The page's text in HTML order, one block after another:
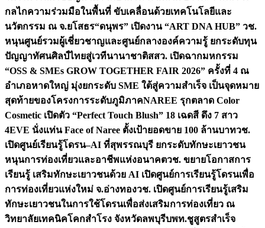
กลไกความร่วมมือในพื้นที่ ขับเคลื่อนด้วยเทคโนโลยีและ
นวัตกรรม ณ จ.ยโสธร“ดนุพร” เปิดงาน “ART DNA HUB” วช.
หนุนศูนย์รวมผู้เชี่ยวชาญและศูนย์กลางองค์ความรู้ ยกระดับทุน
ปัญญาทัศนศิลป์ไทยสู่เวทีนานาชาติสสว. เปิดฉากมหกรรม
“OSS & SMEs GROW TOGETHER FAIR 2026” ครั้งที่ 4 ณ
อำเภอหาดใหญ่ มุ่งยกระดับ SME ใต้สู่ความสำเร็จ เป็นจุดหมาย
สุดท้ายของโครงการระดับภูมิภาคNAREE รุกตลาด Color
Cosmetic เปิดตัว “Perfect Touch Blush” 18 เฉดสี ดึง 7 สาว
4EVE นั่งแท่น Face of Naree ตั้งเป้ายอดขาย 100 ล้านบาทวช.
เปิดศูนย์เรียนรู้โดรน–AI ที่สุพรรณบุรี ยกระดับทักษะเยาวชน
หนุนการท่องเที่ยวและอาชีพแห่งอนาคตวช. ขยายโอกาสการ
เรียนรู้ เสริมทักษะเยาวชนด้วย AI เปิดศูนย์การเรียนรู้โดรนเพื่อ
การท่องเที่ยวแห่งใหม่ จ.อ่างทองวช. เปิดศูนย์การเรียนรู้เสริม
ทักษะเยาวชนในการใช้โดรนเพื่อส่งเสริมการท่องเที่ยว ณ
วิทยาลัยเทคนิคโคกสำโรง จังหวัดลพบุรีบพท.ชูสูตรสำเร็จ